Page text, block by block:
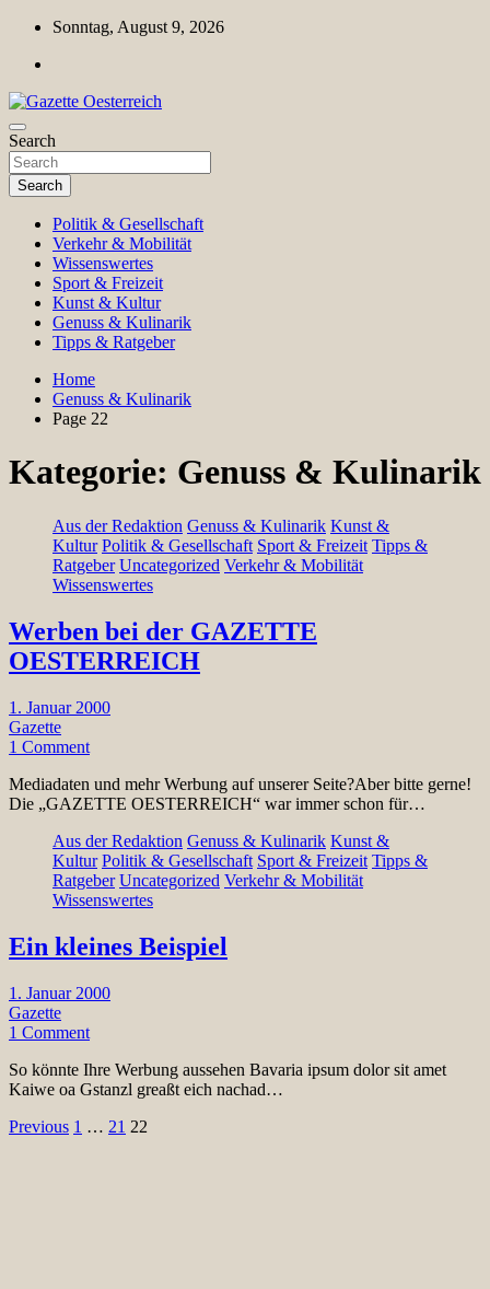
Skip
content
Sonntag, August 9, 2026
Gazette Oesterreich
Magazin für Freizeit, Politik, Kultur & Wissenschaft
Search
Search
Politik & Gesellschaft
Verkehr & Mobilität
Wissenswertes
Sport & Freizeit
Kunst & Kultur
Genuss & Kulinarik
Tipps & Ratgeber
Home
Genuss & Kulinarik
Page 22
Kategorie: Genuss & Kulinarik
Aus der Redaktion Genuss & Kulinarik Kunst &
Kultur Politik & Gesellschaft Sport & Freizeit Tipps &
Ratgeber Uncategorized Verkehr & Mobilität
Wissenswertes
Werben bei der GAZETTE
OESTERREICH
1. Januar 2000
Gazette
1 Comment
Mediadaten und mehr Werbung auf unserer Seite?Aber bitte gerne!
Die „GAZETTE OESTERREICH“ war immer schon für…
Aus der Redaktion Genuss & Kulinarik Kunst &
Kultur Politik & Gesellschaft Sport & Freizeit Tipps &
Ratgeber Uncategorized Verkehr & Mobilität
Wissenswertes
Ein kleines Beispiel
1. Januar 2000
Gazette
1 Comment
So könnte Ihre Werbung aussehen Bavaria ipsum dolor sit amet
Kaiwe oa Gstanzl greaßt eich nachad…
Seitennummerierung
Previous 1 … 21 22